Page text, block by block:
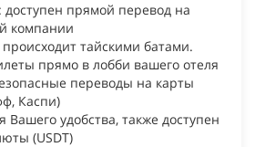
: доступен прямой перевод на
компании
происходит тайскими батами.
прямо в лобби вашего отеля
переводы на карты
Каспи)
Вашего удобства, также доступен
(USDT)